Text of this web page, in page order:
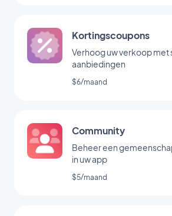
Kortingscoupons
Verhoog uw verkoop met
aanbiedingen
$6/maand
Community
Beheer een
in uw app
$5/maand